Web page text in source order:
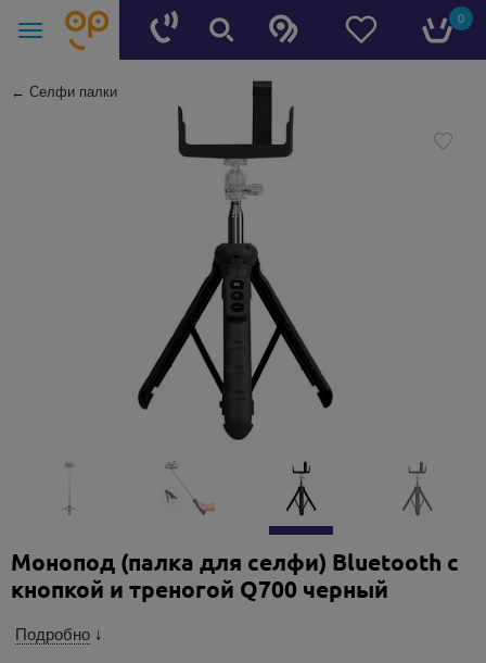
0
← Селфи палки
Монопод (палка для селфи) Bluetooth с
кнопкой и треногой Q700 черный
Подробно ↓